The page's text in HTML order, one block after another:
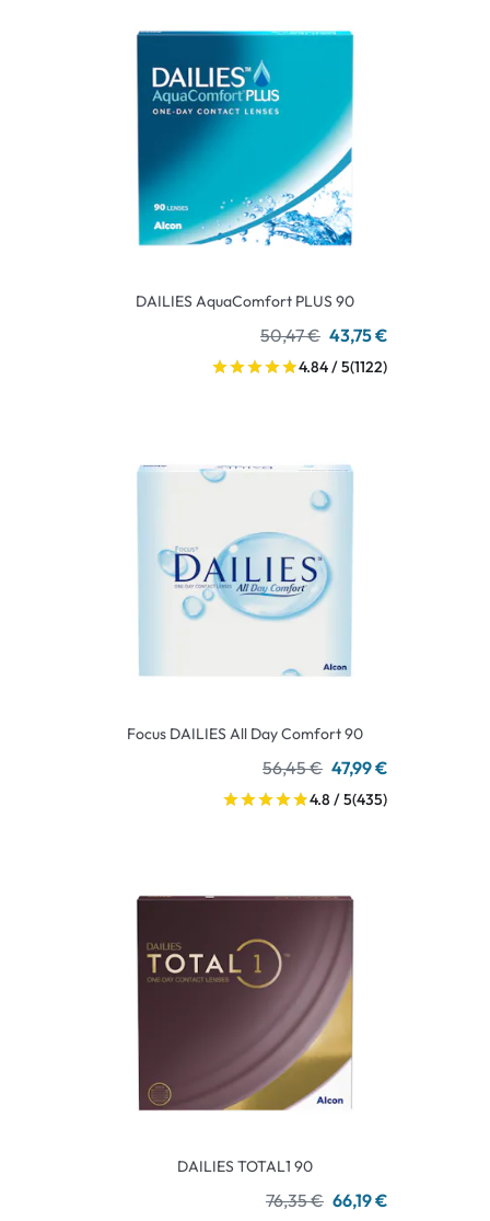
DAILIES AquaComfort PLUS 90
50,47 € 43,75 €
4.84 / 5(1122)
Focus DAILIES All Day Comfort 90
56,45 € 47,99 €
4.8 / 5(435)
DAILIES TOTAL1 90
76,35 € 66,19 €